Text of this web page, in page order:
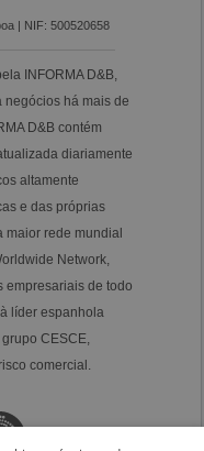
| NIF: 500520658
INFORMA D&B,
negócios há mais de
D&B contém
diariamente
altamente
e das próprias
maior rede mundial
Network,
empresariais de todo
líder espanhola
grupo CESCE,
comercial.